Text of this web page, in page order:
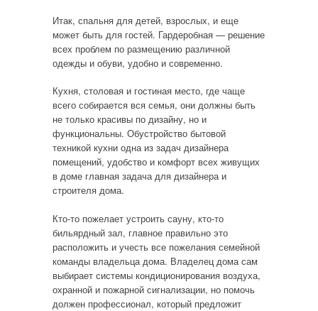
Итак, спальня для детей, взрослых, и еще
может быть для гостей. Гардеробная — решение
всех проблем по размещению различной
одежды и обуви, удобно и современно.
Кухня, столовая и гостиная место, где чаще
всего собирается вся семья, они должны быть
не только красивы по дизайну, но и
функциональны. Обустройство бытовой
техникой кухни одна из задач дизайнера
помещений, удобство и комфорт всех живущих
в доме главная задача для дизайнера и
строителя дома.
Кто-то пожелает устроить сауну, кто-то
бильярдный зал, главное правильно это
расположить и учесть все пожелания семейной
команды владельца дома. Владелец дома сам
выбирает системы кондиционирования воздуха,
охранной и пожарной сигнализации, но помочь
должен профессионал, который предложит